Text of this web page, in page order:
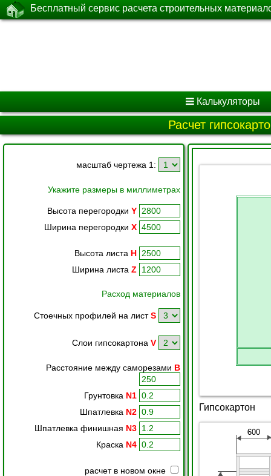
Бесплатный сервис расчета строительных
Калькуляторы
Расчет
масштаб чертежа 1:
Укажите размеры в миллиметрах
Высота перегородки Y
Ширина перегородки X
Высота листа H
Ширина листа Z
Расход материалов
Стоечных профилей на листS
Слои гипсокартона V
Расстояние между саморезами B
Грунтовка N1
Шпатлевка N2
Шпатлевка финишная N3
Краска N4
расчет в новом окне